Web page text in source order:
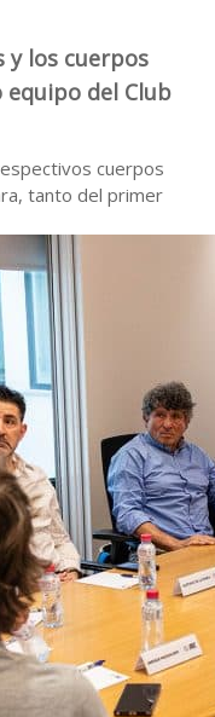
y los cuerpos
del Club
cuerpos
tanto del primer